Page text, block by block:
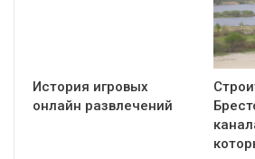
История игровых
онлайн развлечений